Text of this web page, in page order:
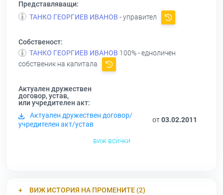
Представляващи:
ТАНКО ГЕОРГИЕВ ИВАНОВ - управител
Собственост:
ТАНКО ГЕОРГИЕВ ИВАНОВ 100% - едноличен
собственик на капитала
Актуален дружествен
договор, устав,
или учредителен акт:
Актуален дружествен договор/
учредителен акт/устав
от03.02.2011
виж всички
ВИЖ ИСТОРИЯ НА ПРОМЕНИТЕ (2)